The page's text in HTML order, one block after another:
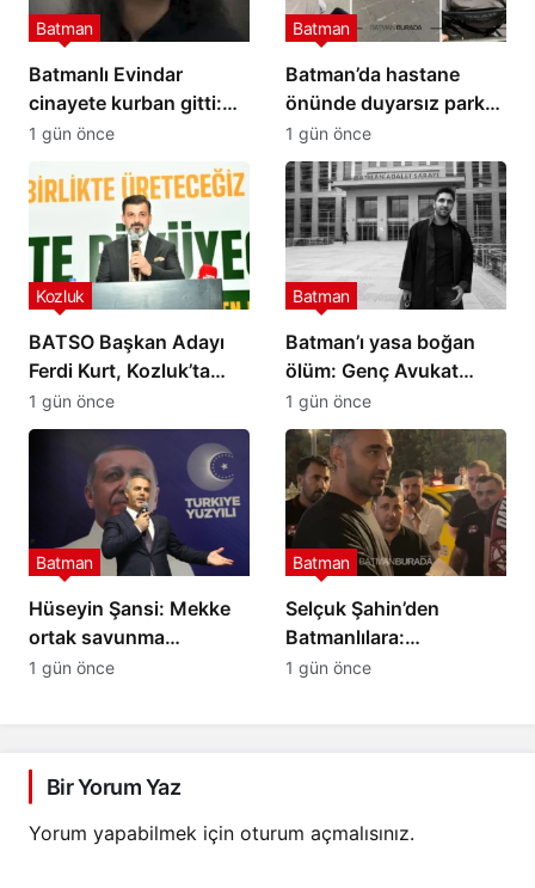
Batmanlı Evindar
cinayete kurban gitti:
Cesedi aranıyor…
Batman
1 gün önce
Batman’da hastane
önünde duyarsız park
tepki çekti
Batman
1 gün önce
BATSO Başkan Adayı
Ferdi Kurt, Kozluk’ta
projelerini anlattı
Kozluk
1 gün önce
Batman’ı yasa boğan
ölüm: Genç Avukat
Emrah Yeni hayatını
kaybetti
Batman
1 gün önce
Hüseyin Şansi: Mekke
ortak savunma
anlaşması tarihî bir adım
Batman
1 gün önce
Selçuk Şahin’den
Batmanlılara:
Desteğinize ihtiyacımız
Batman
1 gün önce
Bir Yorum Yaz
Yorum yapabilmek için oturum açmalısınız.